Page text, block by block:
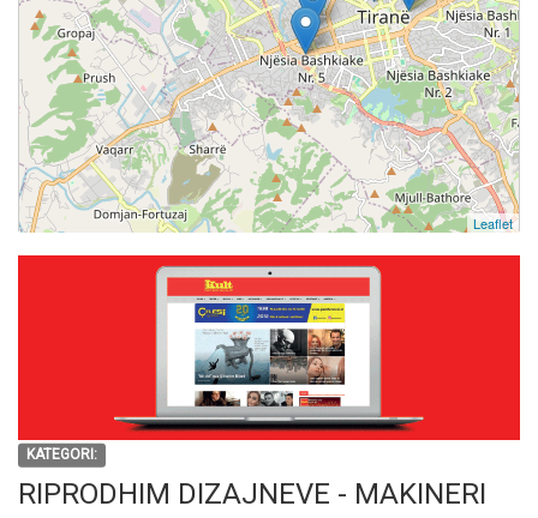
KATEGORI:
RIPRODHIM DIZAJNEVE - MAKINERI
Leaflet